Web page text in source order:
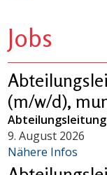
Jobs
(m/w/d),
9. August 2026
Nähere Infos